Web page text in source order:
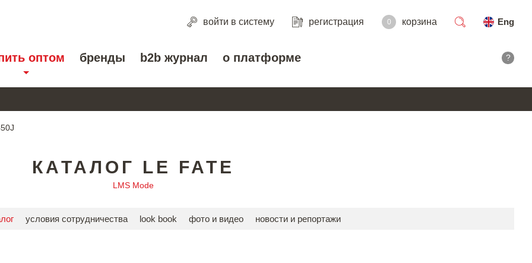
войти в систему регистрация 0 корзина
Eng
оптом бренды b2b журнал о платформе ?
КАТАЛОГ LE FATE
LMS Mode
условия сотрудничества look book фото и видео новости и репортажи